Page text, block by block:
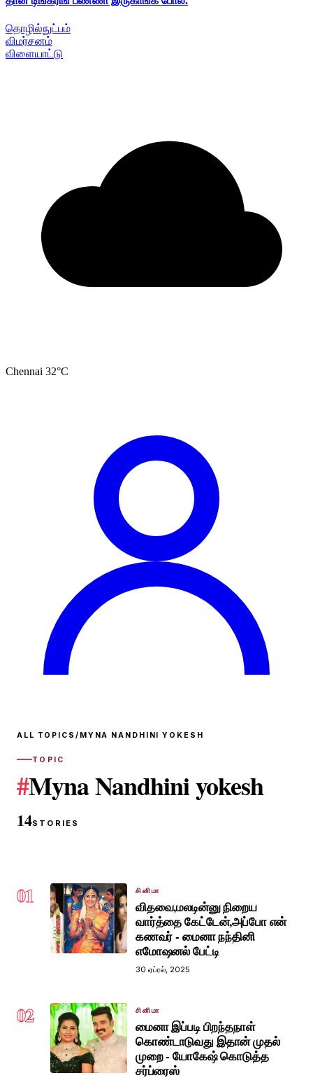
தொழில்நுட்பம்
விமர்சனம்
விளையாட்டு
Chennai 32°C
ALL TOPICS / MYNA NANDHINI YOKESH
TOPIC
#Myna Nandhini yokesh
14STORIES
01 சினிமா
விதவை,மலடின்னு நிறைய
வார்த்தை கேட்டேன்,அப்போ என்
கணவர் - மைனா நந்தினி
எமோஷனல் பேட்டி
30 ஏப்ரல், 2025
02 சினிமா
மைனா இப்படி பிறந்தநாள்
கொண்டாடுவது இதான் முதல்
முறை - யோகேஷ் கொடுத்த
சர்ப்ரைஸ்